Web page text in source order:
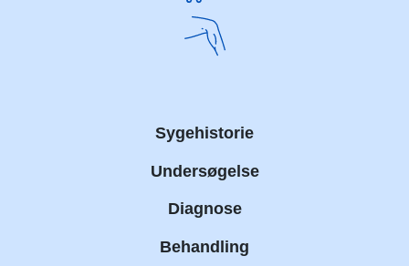
Sygehistorie
Undersøgelse
Diagnose
Behandling